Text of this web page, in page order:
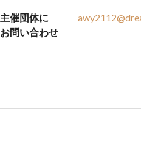
主催団体に
お問い合わせ